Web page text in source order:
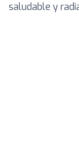
saludable y